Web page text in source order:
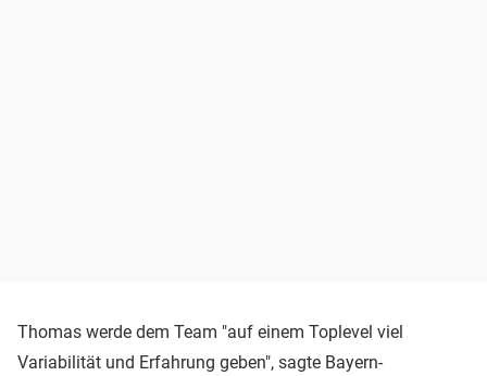
Thomas werde dem Team "auf einem Toplevel viel
Variabilität und Erfahrung geben", sagte Bayern-